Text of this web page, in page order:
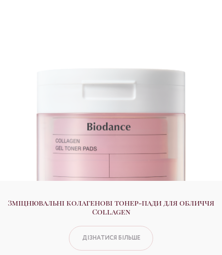
Зміцнювальні колагенові тонер-пади для обличчя
Collagen
ДІЗНАТИСЯ БІЛЬШЕ